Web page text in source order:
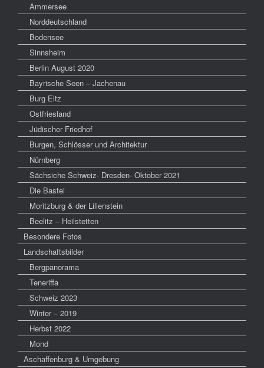
Ammersee
Norddeutschland
Bodensee
Sinnsheim
Berlin August 2020
Bayrische Seen – Jachenau
Burg Eltz
Ostfriesland
Jüdischer Friedhof
Burgen, Schlösser und Architektur
Nürnberg
Sächsiche Schweiz- Dresden- Oktober 2021
Die Bastei
Moritzburg & der Lilienstein
Beelitz – Heilstetten
Besondere Fotos
Landschaftsbilder
Bergpanorama
Teneriffa
Schweiz 2023
Winter – 2019
Herbst 2022
Mond
Aschaffenburg & Umgebung